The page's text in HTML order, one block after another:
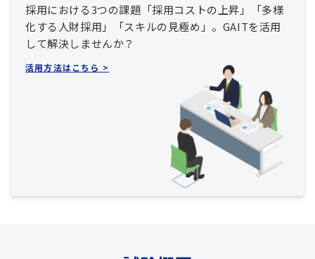
採用における3つの課題「採用コストの上昇」「多様
化する人財採用」「スキルの見極め」。GAITを活用
して解決しませんか？
活用方法はこちら >